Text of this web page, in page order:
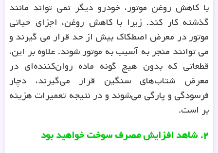
با کاهش روغن موتور، خودرو دیگر نمی تواند مانند
گذشته کار کند. زیرا با کاهش روغن، اجزای حیاتی
موتور در معرض اصطکاک بیش از حد قرار می گیرند و
می توانند منجر به آسیب به موتور شوند. علاوه بر این،
قطعاتی که بدون هیچ گونه ماده روان‌کننده‌ای در
معرض شتاب‌های سنگین قرار می‌گیرند، دچار
فرسودگی و پارگی می‌شوند و در نتیجه تعمیرات هزینه
بر است.
۲. شاهد افزایش مصرف سوخت خواهید بود